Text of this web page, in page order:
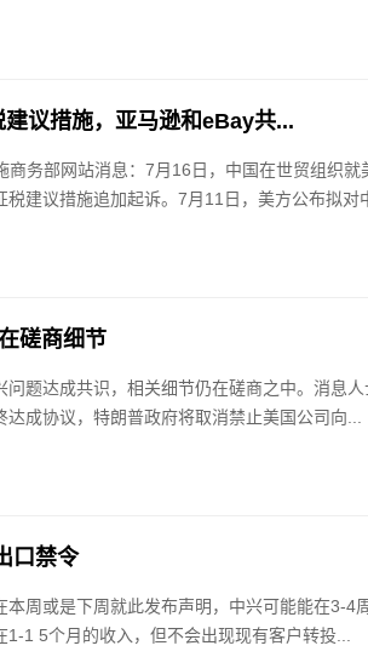
议措施，亚马逊和eBay共...
商务部网站消息：7月16日，中国在世贸组织就
建议措施追加起诉。7月11日，美方公布拟对
磋商细节
题达成共识，相关细节仍在磋商之中。消息人
成协议，特朗普政府将取消禁止美国公司向...
口禁令
周或是下周就此发布声明，中兴可能能在3-4
1 5个月的收入，但不会出现现有客户转投...